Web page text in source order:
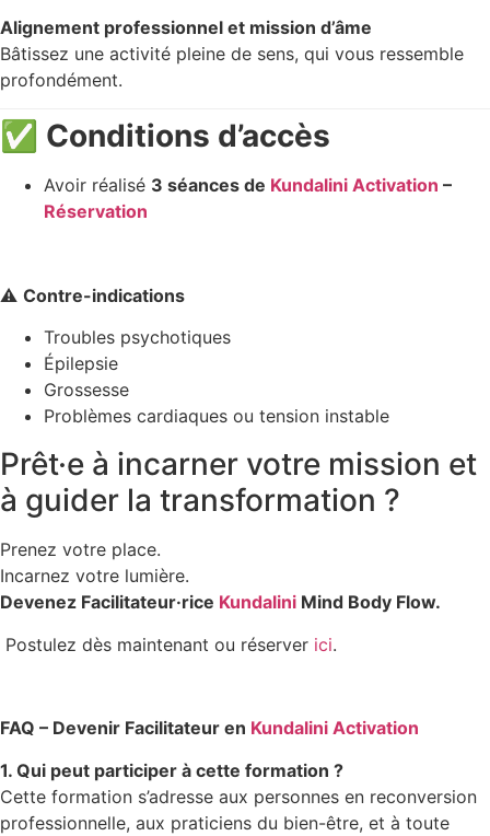
Alignement professionnel et mission d’âme
Bâtissez une activité pleine de sens, qui vous ressemble
profondément.
✅ Conditions d’accès
Avoir réalisé 3 séances de Kundalini Activation –
Réservation
⚠️ Contre-indications
Troubles psychotiques
Épilepsie
Grossesse
Problèmes cardiaques ou tension instable
Prêt·e à incarner votre mission et
à guider la transformation ?
Prenez votre place.
Incarnez votre lumière.
Devenez Facilitateur·rice Kundalini Mind Body Flow.
Postulez dès maintenant ou réserver ici.
FAQ – Devenir Facilitateur en Kundalini Activation
1. Qui peut participer à cette formation ?
Cette formation s’adresse aux personnes en reconversion
professionnelle, aux praticiens du bien-être, et à toute